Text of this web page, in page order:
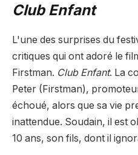
Club Enfant
L'une des surprises du
critiques qui ont adoré le
Firstman. Club Enfant. La
Peter (Firstman),
échoué, alors que sa vie
inattendue. Soudain, il est
10 ans, son fils, dont il